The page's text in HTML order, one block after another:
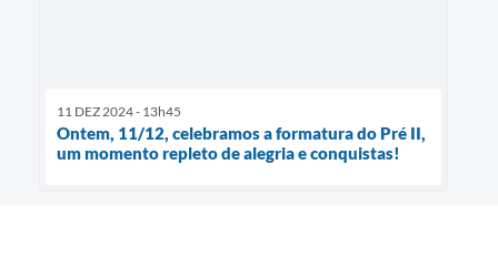
11 DEZ 2024 - 13h45
Ontem, 11/12, celebramos a formatura do Pré II,
um momento repleto de alegria e conquistas!